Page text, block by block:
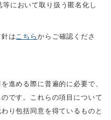
において取り扱う匿名化し
はこちらからご確認くださ
進める際に普遍的に必要で、
です。これらの項目について
り包括同意を得ているものと